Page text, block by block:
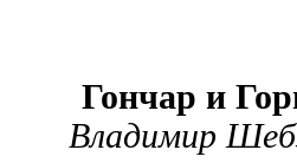
Гончар и
Владимир